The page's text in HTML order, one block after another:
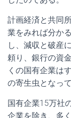
計画経済と共同
業をみれば分か
し、減収と破産
頼り、銀行の資
くの国有企業は
の寄生虫となっ
国有企業15万社
企業を除き、多